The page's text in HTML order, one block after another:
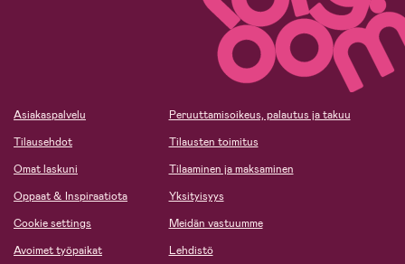
Asiakaspalvelu
Tilausehdot
Omat laskuni
Oppaat & Inspiraatiota
Cookie settings
Avoimet työpaikat
Peruuttamisoikeus, palautus ja takuu
Tilausten toimitus
Tilaaminen ja maksaminen
Yksityisyys
Meidän vastuumme
Lehdistö